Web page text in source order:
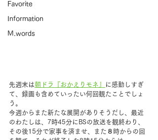
Favorite
Information
M.words
先週末は朝ドラ『おかえりモネ』
に感動しすぎ
て、録画も含めていったい何回観たことでしょ
う。
今週からまた新たな展開がありそうだし、最近
のわたしは、7時45分にBSの放送を観終わり、
その後15分で家事を済ませ、また８時からの回